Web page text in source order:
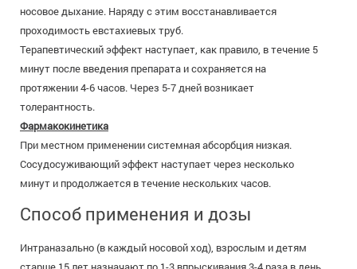
носовое дыхание. Наряду с этим восстанавливается
проходимость евстахиевых труб.
Терапевтический эффект наступает, как правило, в течение 5
минут после введения препарата и сохраняется на
протяжении 4-6 часов. Через 5-7 дней возникает
толерантность.
Фармакокинетика
При местном применении системная абсорбция низкая.
Сосудосуживающий эффект наступает через несколько
минут и продолжается в течение нескольких часов.
Способ применения и дозы
Интраназально (в каждый носовой ход), взрослым и детям